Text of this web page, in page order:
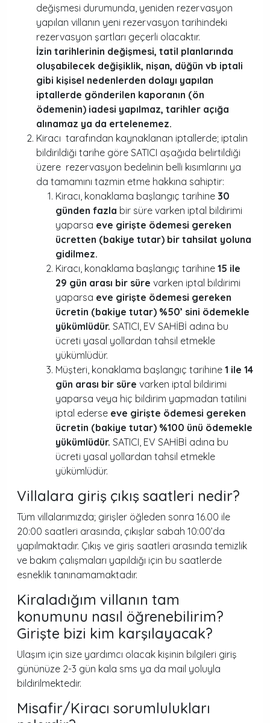
değişmesi durumunda, yeniden rezervasyon
yapılan villanın yeni rezervasyon tarihindeki
rezervasyon şartları geçerli olacaktır.
İzin tarihlerinin değişmesi, tatil planlarında
oluşabilecek değişiklik, nişan, düğün vb iptali
gibi kişisel nedenlerden dolayı yapılan
iptallerde gönderilen kaporanın (ön
ödemenin) iadesi yapılmaz, tarihler açığa
alınamaz ya da ertelenemez.
Kiracı tarafından kaynaklanan iptallerde; iptalin
bildirildiği tarihe göre SATICI aşağıda belirtildiği
üzere rezervasyon bedelinin belli kısımlarını ya
da tamamını tazmin etme hakkına sahiptir:
Kiracı, konaklama başlangıç tarihine 30
günden fazla bir süre varken iptal bildirimi
yaparsa eve girişte ödemesi gereken
ücretten (bakiye tutar) bir tahsilat yoluna
gidilmez.
Kiracı, konaklama başlangıç tarihine 15 ile
29 gün arası bir süre varken iptal bildirimi
yaparsa eve girişte ödemesi gereken
ücretin (bakiye tutar) %50’ sini ödemekle
yükümlüdür. SATICI, EV SAHİBİ adına bu
ücreti yasal yollardan tahsil etmekle
yükümlüdür.
Müşteri, konaklama başlangıç tarihine 1 ile 14
gün arası bir süre varken iptal bildirimi
yaparsa veya hiç bildirim yapmadan tatilini
iptal ederse eve girişte ödemesi gereken
ücretin (bakiye tutar) %100 ünü ödemekle
yükümlüdür. SATICI, EV SAHİBİ adına bu
ücreti yasal yollardan tahsil etmekle
yükümlüdür.
Villalara giriş çıkış saatleri nedir?
Tüm villalarımızda; girişler öğleden sonra 16.00 ile
20:00 saatleri arasında, çıkışlar sabah 10:00’da
yapılmaktadır. Çıkış ve giriş saatleri arasında temizlik
ve bakım çalışmaları yapıldığı için bu saatlerde
esneklik tanınamamaktadır.
Kiraladığım villanın tam
konumunu nasıl öğrenebilirim?
Girişte bizi kim karşılayacak?
Ulaşım için size yardımcı olacak kişinin bilgileri giriş
gününüze 2-3 gün kala sms ya da mail yoluyla
bildirilmektedir.
Misafir/Kiracı sorumlulukları